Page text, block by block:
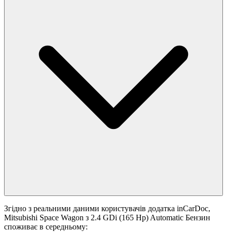
Згідно з реальними даними користувачів додатка inCarDoc,
Mitsubishi Space Wagon з 2.4 GDi (165 Hp) Automatic Бензин
споживає в середньому: